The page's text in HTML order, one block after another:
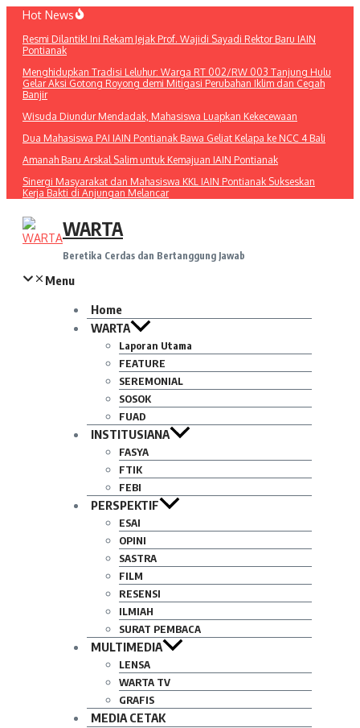
Lewati
konten
Hot News
Resmi Dilantik! Ini Rekam Jejak Prof. Wajidi Sayadi Rektor Baru IAIN
Pontianak
Menghidupkan Tradisi Leluhur: Warga RT 002/RW 003 Tanjung Hulu
Gelar Aksi Gotong Royong demi Mitigasi Perubahan Iklim dan Cegah
Banjir
Wisuda Diundur Mendadak, Mahasiswa Luapkan Kekecewaan
Dua Mahasiswa PAI IAIN Pontianak Bawa Geliat Kelapa ke NCC 4 Bali
Amanah Baru Arskal Salim untuk Kemajuan IAIN Pontianak
Sinergi Masyarakat dan Mahasiswa KKL IAIN Pontianak Sukseskan
Kerja Bakti di Anjungan Melancar
WARTA
Beretika Cerdas dan Bertanggung Jawab
Menu
Home
WARTA
Laporan Utama
FEATURE
SEREMONIAL
SOSOK
FUAD
INSTITUSIANA
FASYA
FTIK
FEBI
PERSPEKTIF
ESAI
OPINI
SASTRA
FILM
RESENSI
ILMIAH
SURAT PEMBACA
MULTIMEDIA
LENSA
WARTA TV
GRAFIS
MEDIA CETAK